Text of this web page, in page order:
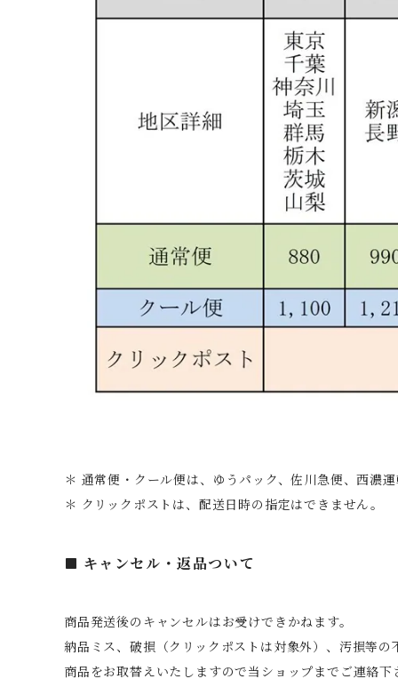
＊ 通常便・クール便は、ゆうパック、佐川急便、西濃
＊ クリックポストは、配送日時の指定はできません。
キャンセル・返品ついて
商品発送後のキャンセルはお受けできかねます。
納品ミス、破損（クリックポストは対象外）、汚損等の
商品をお取替えいたしますので当ショップまでご連絡下